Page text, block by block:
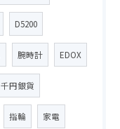
D5200
腕時計 EDOX
千円銀貨
指輪 家電